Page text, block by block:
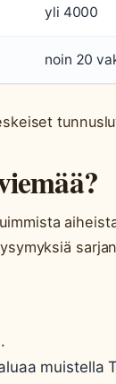
yli 4000
noin 20
muistella